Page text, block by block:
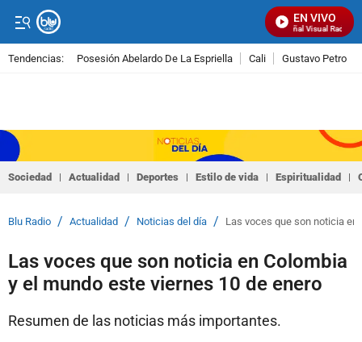
EN VIVO
Señal Visual Radio
Tendencias: Posesión Abelardo De La Espriella Cali Gustavo Petro
Sociedad Actualidad Deportes Estilo de vida Espiritualidad
Blu Radio / Actualidad / Noticias del día / Las voces que son noticia en
Las voces que son noticia en Colombia
y el mundo este viernes 10 de enero
Resumen de las noticias más importantes.